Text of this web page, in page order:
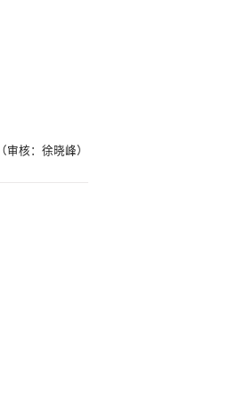
（审核：徐晓峰）